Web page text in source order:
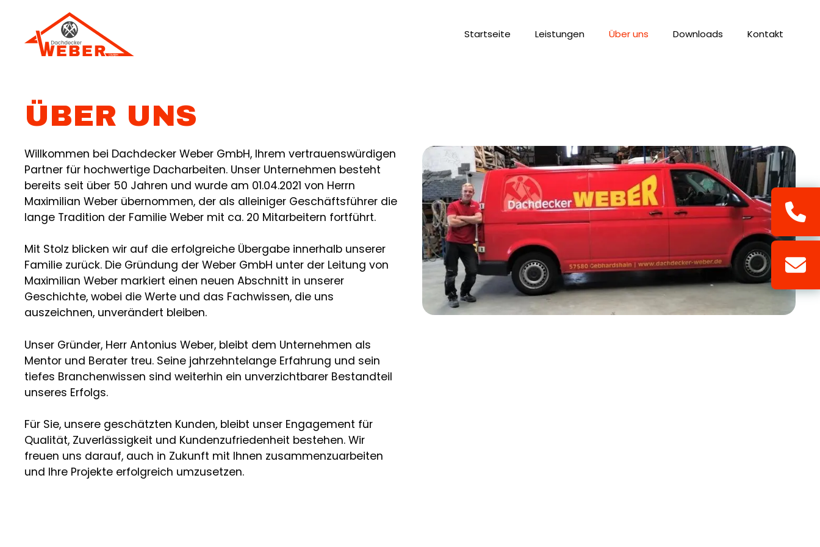
springen
Startseite Leistungen Über uns Downloads Kontakt
ÜBER UNS
Willkommen bei Dachdecker Weber GmbH, Ihrem vertrauenswürdigen
Partner für hochwertige Dacharbeiten. Unser Unternehmen besteht
bereits seit über 50 Jahren und wurde am 01.04.2021 von Herrn
Maximilian Weber übernommen, der als alleiniger Geschäftsführer die
lange Tradition der Familie Weber mit ca. 20 Mitarbeitern fortführt.
Mit Stolz blicken wir auf die erfolgreiche Übergabe innerhalb unserer
Familie zurück. Die Gründung der Weber GmbH unter der Leitung von
Maximilian Weber markiert einen neuen Abschnitt in unserer
Geschichte, wobei die Werte und das Fachwissen, die uns
auszeichnen, unverändert bleiben.
Unser Gründer, Herr Antonius Weber, bleibt dem Unternehmen als
Mentor und Berater treu. Seine jahrzehntelange Erfahrung und sein
tiefes Branchenwissen sind weiterhin ein unverzichtbarer Bestandteil
unseres Erfolgs.
Für Sie, unsere geschätzten Kunden, bleibt unser Engagement für
Qualität, Zuverlässigkeit und Kundenzufriedenheit bestehen. Wir
freuen uns darauf, auch in Zukunft mit Ihnen zusammenzuarbeiten
und Ihre Projekte erfolgreich umzusetzen.